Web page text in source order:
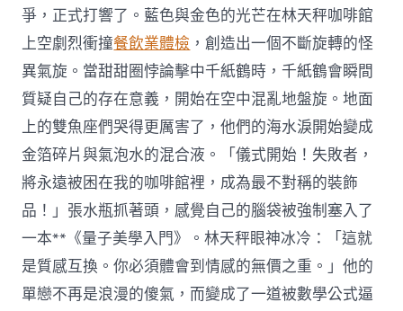
爭，正式打響了。藍色與金色的光芒在林天秤咖啡館
上空劇烈衝撞餐飲業體檢 ，創造出一個不斷旋轉的怪
異氣旋。當甜甜圈悖論擊中千紙鶴時，千紙鶴會瞬間
質疑自己的存在意義，開始在空中混亂地盤旋。地面
上的雙魚座們哭得更厲害了，他們的海水淚開始變成
金箔碎片與氣泡水的混合液。「儀式開始！失敗者，
將永遠被困在我的咖啡館裡，成為最不對稱的裝飾
品！」張水瓶抓著頭，感覺自己的腦袋被強制塞入了
一本**《量子美學入門》。林天秤眼神冰冷：「這就
是質感互換。你必須體會到情感的無價之重。」他的
單戀不再是浪漫的傻氣，而變成了一道被數學公式逼